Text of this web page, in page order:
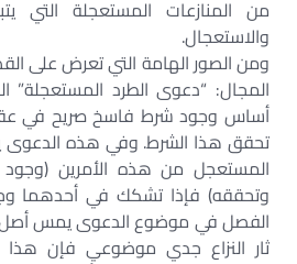
من المنازعات المستعجلة التي
والاستعجال.
ومن الصور الهامة التي تعرض على
المجال: “دعوى الطرد المستعجلة”
أساس وجود شرط فاسخ صريح في
تحقق هذا الشرط. وفي هذه الدعوى
المستعجل من هذه الأمرين (وجود
وتحققه) فإذا تشكك في أحدهما
الفصل في موضوع الدعوى يمس أصل
ثار النزاع جدي موضوعي فإن